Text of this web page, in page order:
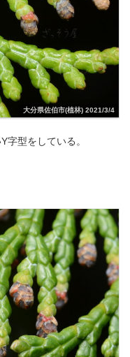
大分県佐伯市(植林) 2021/3/4
字型をしている。